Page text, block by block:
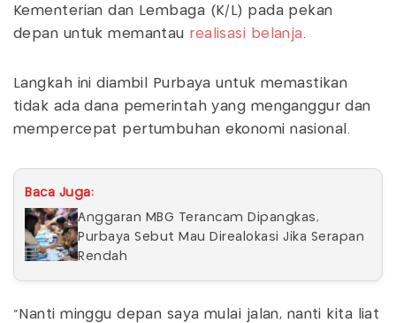
Kementerian dan Lembaga (K/L) pada pekan
depan untuk memantau realisasi belanja .
Langkah ini diambil Purbaya untuk memastikan
tidak ada dana pemerintah yang menganggur dan
mempercepat pertumbuhan ekonomi nasional.
Baca Juga:
Anggaran MBG Terancam Dipangkas,
Purbaya Sebut Mau Direalokasi Jika Serapan
Rendah
"Nanti minggu depan saya mulai jalan, nanti kita liat